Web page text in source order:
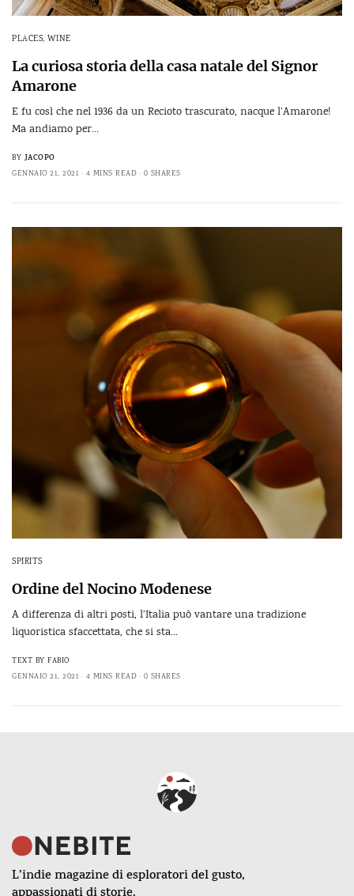
PLACES,WINE
La curiosa storia della casa natale del Signor
Amarone
E fu così che nel 1936 da un Recioto trascurato, nacque l’Amarone!
Ma andiamo per…
BY JACOPO
GENNAIO 21, 2021 4 MINS READ 0 SHARES
SPIRITS
Ordine del Nocino Modenese
A differenza di altri posti, l’Italia può vantare una tradizione
liquoristica sfaccettata, che si sta…
TEXT BY FABIO
GENNAIO 21, 2021
4 MINS READ 0 SHARES
L’indie magazine di esploratori del gusto,